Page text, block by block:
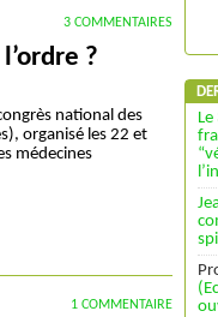
3 COMMENTAIRES
?
national des
organisé les 22 et
médecines
1 COMMENTAIRE